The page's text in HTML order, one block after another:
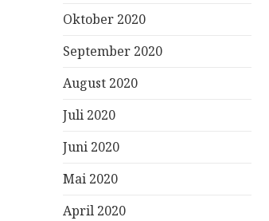
Oktober 2020
September 2020
August 2020
Juli 2020
Juni 2020
Mai 2020
April 2020